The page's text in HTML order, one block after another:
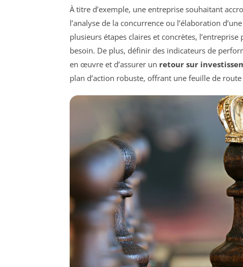
À titre d’exemple, une entreprise souhaitant
l’analyse de la concurrence ou l’élaboration
plusieurs étapes claires et concrètes,
besoin. De plus, définir des indicateurs de
en œuvre et d’assurer un retour sur
plan d’action robuste, offrant une feuille de